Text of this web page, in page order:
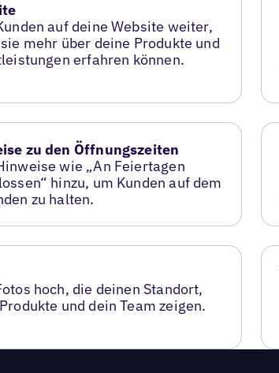
auf deine Website weiter,
mehr über deine Produkte und
erfahren können.
zu den Öffnungszeiten
wie „An Feiertagen
hinzu, um Kunden auf dem
zu halten.
hoch, die deinen Standort,
und dein Team zeigen.